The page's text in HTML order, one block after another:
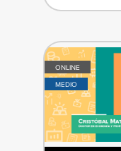
ONLINE
MEDIO